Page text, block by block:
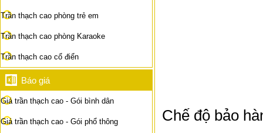
Trần thạch cao phòng trẻ em
Trần thạch cao phòng Karaoke
Trần thạch cao cổ điển
Báo giá
Giá trần thạch cao - Gói bình dân
Giá trần thạch cao - Gói phổ thông
Chế độ bảo